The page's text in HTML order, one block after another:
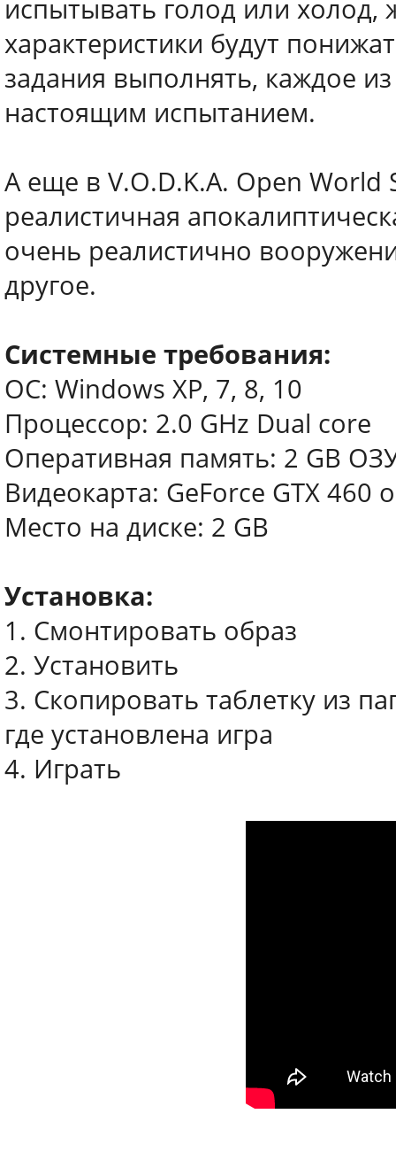
испытывать голод или холод,
характеристики будут
задания выполнять, каждое
настоящим испытанием.
А еще в V.O.D.K.A. Open World
реалистичная
очень реалистично
другое.
Системные требования:
ОС: Windows XP, 7, 8, 10
Процессор: 2.0 GHz Dual core
Оперативная память: 2 GB
Видеокарта: GeForce GTX 460
Место на диске: 2 GB
Установка:
1. Смонтировать образ
2. Установить
3. Скопировать таблетку из
где установлена игра
4. Играть